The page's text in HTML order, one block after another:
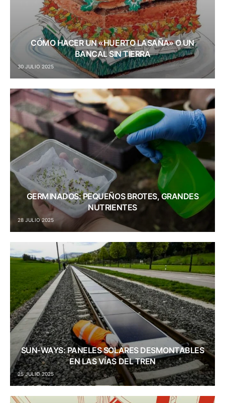
CÓMO HACER UN «HUERTO LASAÑA» O UN
BANCAL SIN TIERRA
30 JULIO 2025
GERMINADOS: PEQUEÑOS BROTES, GRANDES
NUTRIENTES
28 JULIO 2025
SUN-WAYS: PANELES SOLARES DESMONTABLES
EN LAS VÍAS DEL TREN
25 JULIO 2025